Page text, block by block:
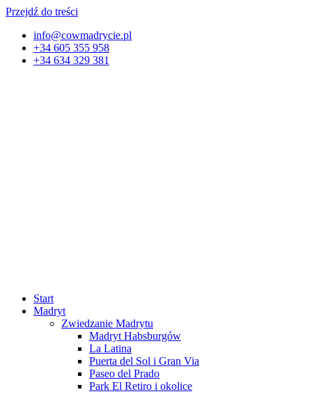
Przejdź do treści
info@cowmadrycie.pl
+34 605 355 958
+34 634 329 381​
Start
Madryt
Zwiedzanie Madrytu
Madryt Habsburgów
La Latina
Puerta del Sol i Gran Via
Paseo del Prado
Park El Retiro i okolice